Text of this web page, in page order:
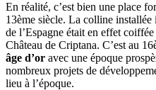
En réalité, c’est bien une place
13ème siècle. La colline
de l’Espagne était en effet
Château de Criptana. C’est au
âge d’or avec une époque
nombreux projets de
lieu à l’époque.